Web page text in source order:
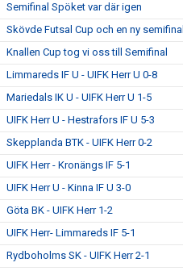
Semifinal Spöket var där igen
Skövde Futsal Cup och en ny semifinal
Knallen Cup tog vi oss till Semifinal
Limmareds IF U - UIFK Herr U 0-8
Mariedals IK U - UIFK Herr U 1-5
UIFK Herr U - Hestrafors IF U 5-3
Skepplanda BTK - UIFK Herr 0-2
UIFK Herr - Kronängs IF 5-1
UIFK Herr U - Kinna IF U 3-0
Göta BK - UIFK Herr 1-2
UIFK Herr- Limmareds IF 5-1
Rydboholms SK - UIFK Herr 2-1